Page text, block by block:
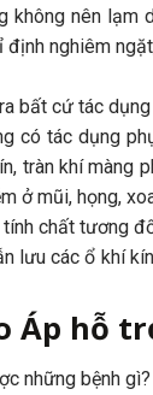
nên lạm
nghiêm
bất cứ tác
có tác dụng
tràn khí màng
ở mũi, họng,
chất tương
lưu các ổ khí
Áp
những bệnh gì?